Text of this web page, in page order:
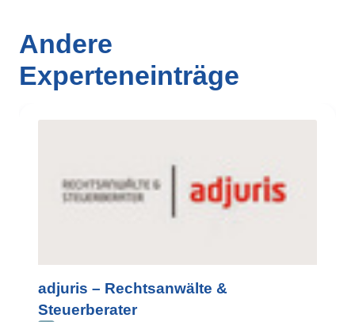
Andere
Experteneinträge
adjuris – Rechtsanwälte &
Steuerberater